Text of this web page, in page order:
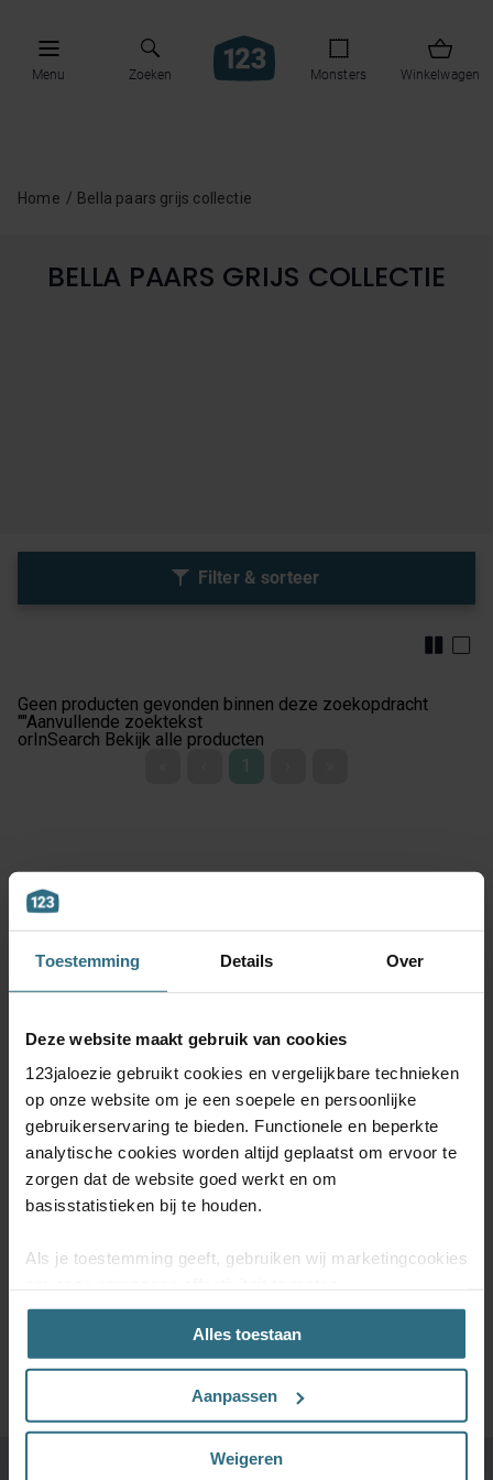
Toestemming Details Over
Deze website maakt gebruik van cookies
123jaloezie gebruikt cookies en vergelijkbare technieken
op onze website om je een soepele en persoonlijke
gebruikerservaring te bieden. Functionele en beperkte
analytische cookies worden altijd geplaatst om ervoor te
zorgen dat de website goed werkt en om
basisstatistieken bij te houden.
Als je toestemming geeft, gebruiken wij marketingcookies
(prestatiegerichte marketingcookies) en content op jouw
voorkeuren af te stemmen (advertentie- en
socialmediacookies). Deze cookies kunnen we inzetten
voor advertentie personalisaties. Met deze cookies
kunnen wij en derde partijen uw gedrag op onze website
onze cookie- en privacyverklaring.
Alles toestaan
Aanpassen
Weigeren
Menu Zoeken Monsters Winkelwagen
Home Bella paars grijs collectie
BELLA PAARS GRIJS COLLECTIE
Filter & sorteer
Geen producten gevonden binnen deze zoekopdracht
""Aanvullende zoektekst
orInSearch Bekijk alle producten
1
ABONNEER JE NU OP ONZE
NIEUWSBRIEF
Schrijf je in voor onze nieuwsbrief en blijf op de hoogte van
kortingsacties en productupdates. Door je te abonneren op de
nieuwsbrief, ga je akkoord met onzeAlgemene voorwaarden
Privacy & Cookiebeleid.
SCHRIJF MIJ IN